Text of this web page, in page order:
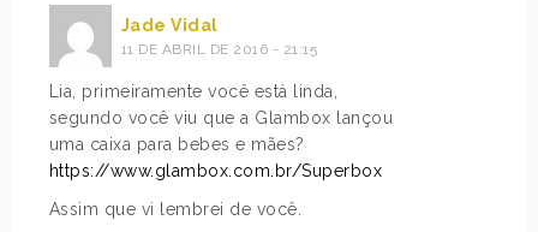
Jade Vidal
11 DE ABRIL DE 2016 - 21:15
Lia, primeiramente você está linda,
segundo você viu que a Glambox lançou
uma caixa para bebes e mães?
https://www.glambox.com.br/Superbox
Assim que vi lembrei de você.